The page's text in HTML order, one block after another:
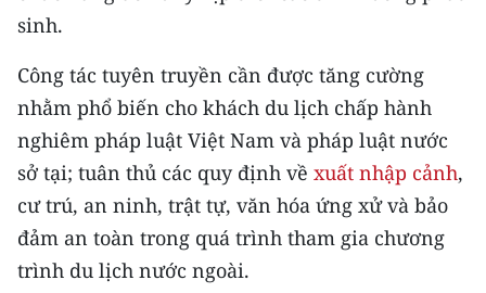
ENGLISH
中文
FRANÇAIS
РУССКИЙ
ESPAÑOL
한국어
sinh.
Công tác tuyên truyền cần được tăng cường
nhằm phổ biến cho khách du lịch chấp hành
nghiêm pháp luật Việt Nam và pháp luật nước
sở tại; tuân thủ các quy định về xuất nhập cảnh,
cư trú, an ninh, trật tự, văn hóa ứng xử và bảo
đảm an toàn trong quá trình tham gia chương
trình du lịch nước ngoài.